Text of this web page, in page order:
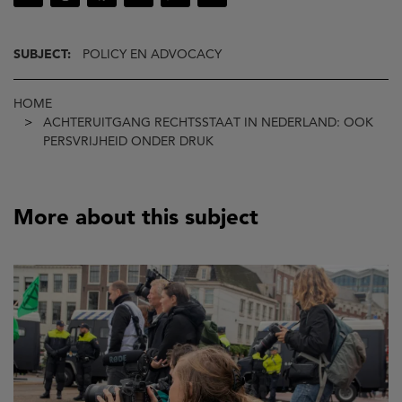
SUBJECT: POLICY EN ADVOCACY
Breadcrumb
HOME
ACHTERUITGANG RECHTSSTAAT IN NEDERLAND: OOK
PERSVRIJHEID ONDER DRUK
More about this subject